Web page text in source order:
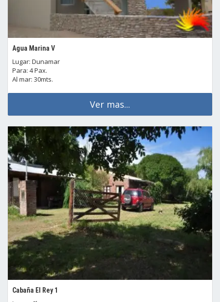
Agua Marina V
Lugar: Dunamar
Para: 4 Pax.
Al mar: 30mts.
Ver mas...
Cabaña El Rey 1